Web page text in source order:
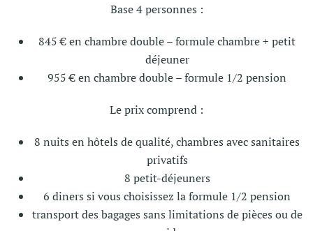
Base 4 personnes :
845 € en chambre double – formule chambre + petit
déjeuner
955 € en chambre double – formule 1/2 pension
Le prix comprend :
8 nuits en hôtels de qualité, chambres avec sanitaires
privatifs
8 petit-déjeuners
6 diners si vous choisissez la formule 1/2 pension
transport des bagages sans limitations de pièces ou de